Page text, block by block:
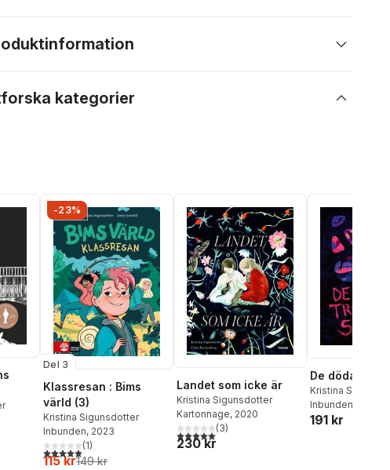
kategorier
antal röster:
-23%
Del 3
Klassresan : Bims
värld (3)
Kristina Sigunsdotter
Inbunden, 2023
5,0utav 5 stjärnor. Totalt antal röster:
(1)
115 kr149 kr
Landet som icke är
Kristina Sigunsdotter
Kartonnage, 2020
5,0utav 5 stjärnor. Totalt antal röster:
(3)
230 kr
De döda
Kristina
Inbunden
191 kr